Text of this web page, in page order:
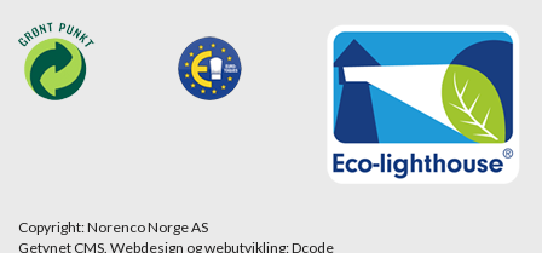
Copyright: Norenco Norge AS
Getynet CMS. Webdesign og webutvikling: Dcode